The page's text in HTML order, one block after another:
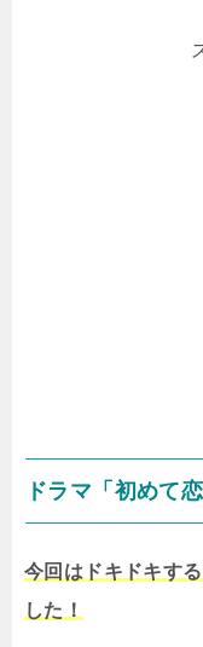
ドラマ「初めて
今回はドキドキす
した！